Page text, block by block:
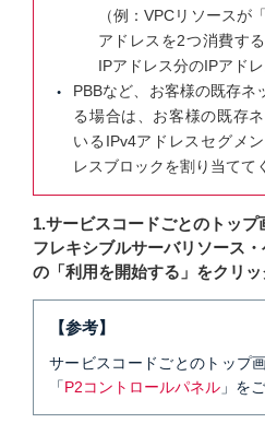
（例：VPCリソースが
アドレスを2つ消費す
IPアドレス分のIPアド
PBBなど、お客様の既存ネ
る場合は、お客様の既存
いるIPv4アドレスセグメ
レスブロックを割り当てて
1.サービスコードごとのトップ
フレキシブルサーバリソース・
の「利用を開始する」をクリッ
【参考】
サービスコードごとのトップ
「P2コントロールパネル 」を